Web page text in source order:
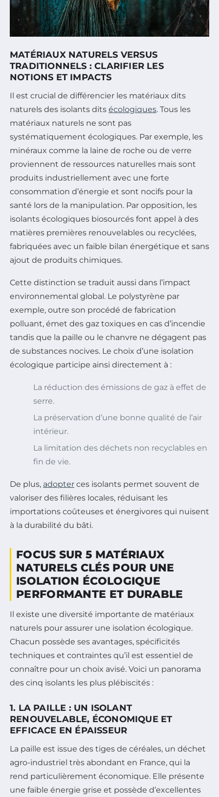
MATÉRIAUX NATURELS VERSUS
TRADITIONNELS : CLARIFIER LES
NOTIONS ET IMPACTS
Il est crucial de différencier les matériaux dits
naturels des isolants dits écologiques. Tous les
matériaux naturels ne sont pas
systématiquement écologiques. Par exemple, les
minéraux comme la laine de roche ou de verre
proviennent de ressources naturelles mais sont
produits industriellement avec une forte
consommation d’énergie et sont nocifs pour la
santé lors de la manipulation. Par opposition, les
isolants écologiques biosourcés font appel à des
matières premières renouvelables ou recyclées,
fabriquées avec un faible bilan énergétique et sans
ajout de produits chimiques.
Cette distinction se traduit aussi dans l’impact
environnemental global. Le polystyrène par
exemple, outre son procédé de fabrication
polluant, émet des gaz toxiques en cas d’incendie
tandis que la paille ou le chanvre ne dégagent pas
de substances nocives. Le choix d’une isolation
écologique participe ainsi directement à :
La réduction des émissions de gaz à effet de
serre.
La préservation d’une bonne qualité de l’air
intérieur.
La limitation des déchets non recyclables en
fin de vie.
De plus, adopter ces isolants permet souvent de
valoriser des filières locales, réduisant les
importations coûteuses et énergivores qui nuisent
à la durabilité du bâti.
FOCUS SUR 5 MATÉRIAUX
NATURELS CLÉS POUR UNE
ISOLATION ÉCOLOGIQUE
PERFORMANTE ET DURABLE
Il existe une diversité importante de matériaux
naturels pour assurer une isolation écologique.
Chacun possède ses avantages, spécificités
techniques et contraintes qu’il est essentiel de
connaître pour un choix avisé. Voici un panorama
des cinq isolants les plus plébiscités :
1. LA PAILLE : UN ISOLANT
RENOUVELABLE, ÉCONOMIQUE ET
EFFICACE EN ÉPAISSEUR
La paille est issue des tiges de céréales, un déchet
agro-industriel très abondant en France, qui la
rend particulièrement économique. Elle présente
une faible énergie grise et possède d’excellentes